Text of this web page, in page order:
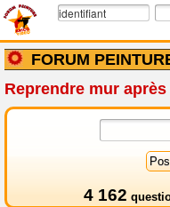
FORUM
Reprendre mur
4 162